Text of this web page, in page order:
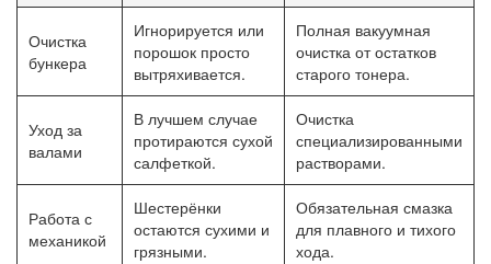
Очистка
бункера
Игнорируется или
порошок просто
вытряхивается.
Полная вакуумная
очистка от остатков
старого тонера.
Уход за
валами
В лучшем случае
протираются сухой
салфеткой.
Очистка
специализированными
растворами.
Работа с
механикой
Шестерёнки
остаются сухими и
грязными.
Обязательная смазка
для плавного и тихого
хода.